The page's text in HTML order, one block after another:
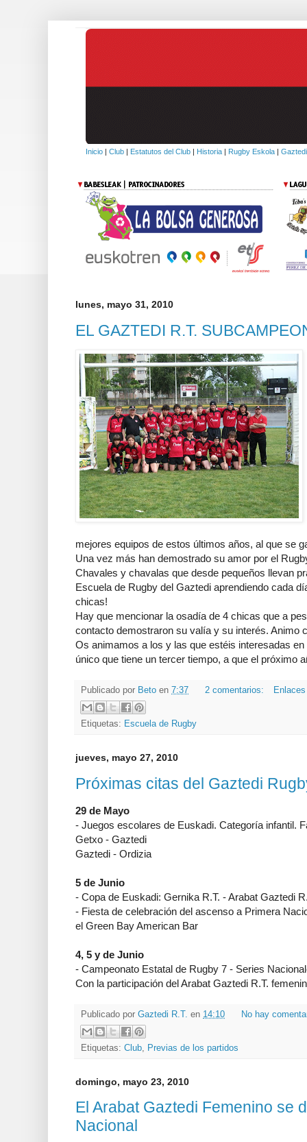
Inicio | Club | Estatutos del Club | Historia | Rugby Eskola |
lunes, mayo 31, 2010
EL GAZTEDI R.T.
mejores equipos de estos últimos años, al que se
Una vez más han demostrado su amor por el
Chavales y chavalas que desde pequeños llevan
Escuela de Rugby del Gaztedi aprendiendo cada
chicas!
Hay que mencionar la osadía de 4 chicas que a
contacto demostraron su valía y su interés. Animo
Os animamos a los y las que estéis interesadas
único que tiene un tercer tiempo, a que el próximo
Publicado por Beto en 7:37 2 comentarios:
Etiquetas: Escuela de Rugby
jueves, mayo 27, 2010
Próximas citas del Gaztedi
29 de Mayo
- Juegos escolares de Euskadi. Categoría infantil.
Getxo - Gaztedi
Gaztedi - Ordizia
5 de Junio
- Copa de Euskadi: Gernika R.T. - Arabat Gaztedi
- Fiesta de celebración del ascenso a Primera
el Green Bay American Bar
4, 5 y de Junio
- Campeonato Estatal de Rugby 7 - Series
Con la participación del Arabat Gaztedi R.T.
Publicado por Gaztedi R.T. en 14:10 No hay
Etiquetas: Club Previas de los partidos
domingo, mayo 23, 2010
El Arabat Gaztedi Femenino se
Nacional